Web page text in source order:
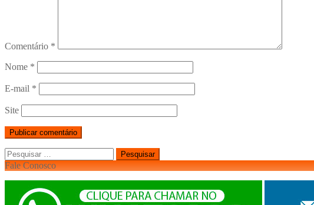
Comentário *
Nome *
E-mail *
Site
Pesquisar
por:
Fale Conosco